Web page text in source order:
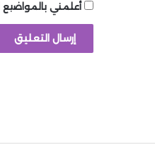
أعلمني بالمواضيع